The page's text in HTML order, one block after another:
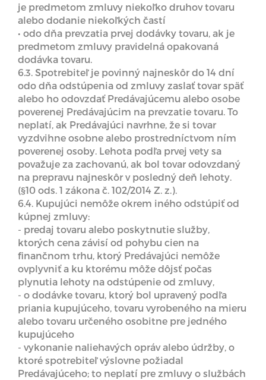
je predmetom zmluvy niekoľko druhov tovaru
alebo dodanie niekoľkých častí
• odo dňa prevzatia prvej dodávky tovaru, ak je
predmetom zmluvy pravidelná opakovaná
dodávka tovaru.
6.3. Spotrebiteľ je povinný najneskôr do 14 dní
odo dňa odstúpenia od zmluvy zaslať tovar späť
alebo ho odovzdať Predávajúcemu alebo osobe
poverenej Predávajúcim na prevzatie tovaru. To
neplatí, ak Predávajúci navrhne, že si tovar
vyzdvihne osobne alebo prostredníctvom ním
poverenej osoby. Lehota podľa prvej vety sa
považuje za zachovanú, ak bol tovar odovzdaný
na prepravu najneskôr v posledný deň lehoty.
(§10 ods. 1 zákona č. 102/2014 Z. z.).
6.4. Kupujúci nemôže okrem iného odstúpiť od
kúpnej zmluvy:
- predaj tovaru alebo poskytnutie služby,
ktorých cena závisí od pohybu cien na
finančnom trhu, ktorý Predávajúci nemôže
ovplyvniť a ku ktorému môže dôjsť počas
plynutia lehoty na odstúpenie od zmluvy,
- o dodávke tovaru, ktorý bol upravený podľa
priania kupujúceho, tovaru vyrobeného na mieru
alebo tovaru určeného osobitne pre jedného
kupujúceho
- vykonanie naliehavých opráv alebo údržby, o
ktoré spotrebiteľ výslovne požiadal
Predávajúceho; to neplatí pre zmluvy o službách